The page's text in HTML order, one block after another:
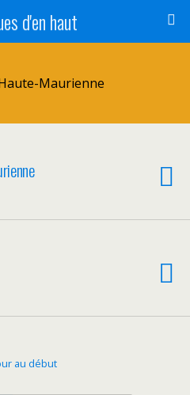
d'en haut
Maurienne
au début